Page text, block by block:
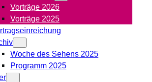
Vorträge 2026
Vorträge 2025
Woche des Sehens 2025
Programm 2025